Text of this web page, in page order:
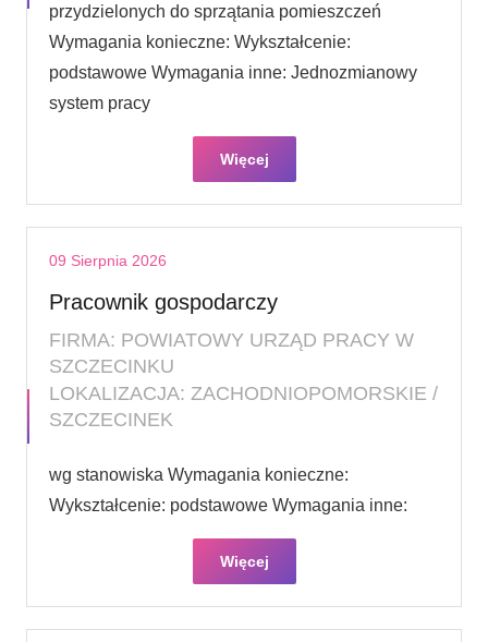
przydzielonych do sprzątania pomieszczeń
Wymagania konieczne: Wykształcenie:
podstawowe Wymagania inne: Jednozmianowy
system pracy
Więcej
09 Sierpnia 2026
Pracownik gospodarczy
FIRMA: POWIATOWY URZĄD PRACY W
SZCZECINKU
LOKALIZACJA: ZACHODNIOPOMORSKIE /
SZCZECINEK
wg stanowiska Wymagania konieczne:
Wykształcenie: podstawowe Wymagania inne:
Więcej